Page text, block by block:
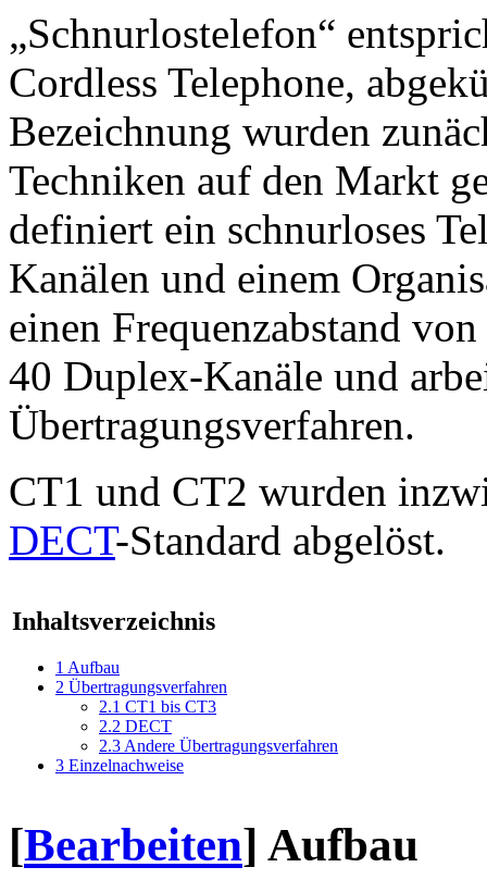
„Schnurlostelefon“
Cordless Telephone,
Bezeichnung wurden
Techniken auf den Markt
definiert ein schnurloses
Kanälen und einem
einen Frequenzabstand
40 Duplex-Kanäle und
Übertragungsverfahren.
CT1 und CT2 wurden
DECT-Standard abgelöst.
Inhaltsverzeichnis
1 Aufbau
2 Übertragungsverfahren
2.1 CT1 bis CT3
2.2 DECT
2.3 Andere Übertragungsverfahren
3 Einzelnachweise
[Bearbeiten] Aufbau